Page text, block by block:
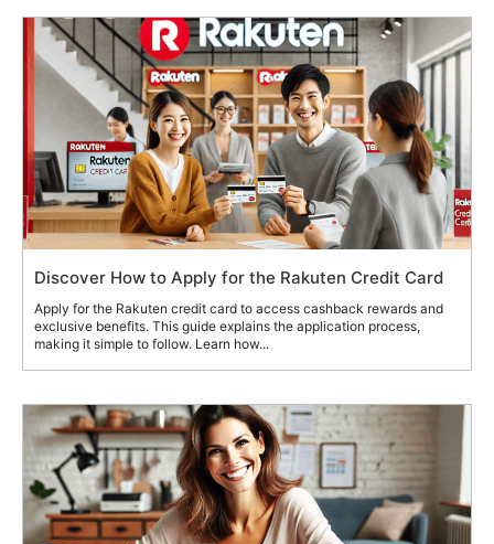
Discover How to Apply for the Rakuten Credit Card
Apply for the Rakuten credit card to access cashback rewards and
exclusive benefits. This guide explains the application process,
making it simple to follow. Learn how...